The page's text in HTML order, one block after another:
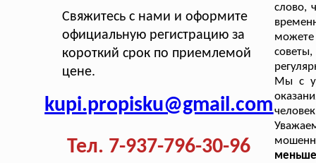
Свяжитесь с нами и оформите
официальную регистрацию за
короткий срок по приемлемой
цене.
kupi.propisku@gmail.com
Тел. 7-937-796-30-96
слово,
Мы с
меньше